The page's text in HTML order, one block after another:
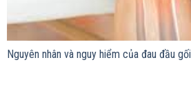
Nguyên nhân và nguy hiểm của đau đầu gối